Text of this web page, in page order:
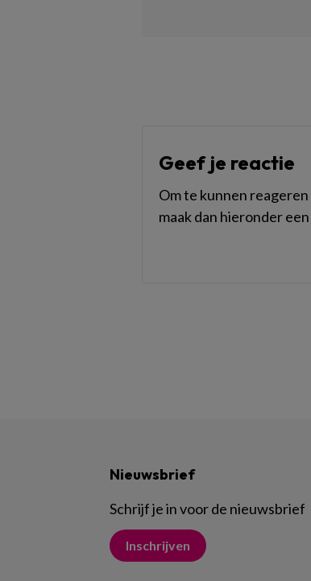
Geef je reactie
Om te kunnen
maak dan hieronder
Nieuwsbrief
Schrijf je in voor de nieuwsbrief
Inschrijven